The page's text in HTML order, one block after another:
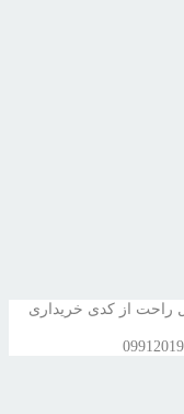
راحت از کدی خریداری